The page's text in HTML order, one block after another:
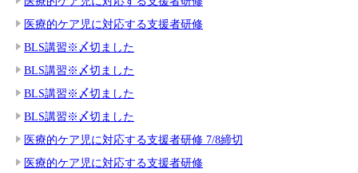
医療的ケア児に対応する支援者研修
BLS講習※〆切ました
BLS講習※〆切ました
BLS講習※〆切ました
BLS講習※〆切ました
医療的ケア児に対応する支援者研修 7/8締切
医療的ケア児に対応する支援者研修